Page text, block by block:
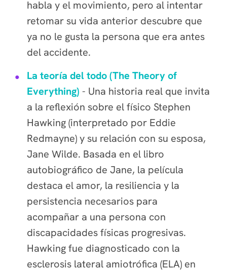
habla y el movimiento, pero al intentar
retomar su vida anterior descubre que
ya no le gusta la persona que era antes
del accidente.
La teoría del todo (The Theory of
Everything) - Una historia real que invita
a la reflexión sobre el físico Stephen
Hawking (interpretado por Eddie
Redmayne) y su relación con su esposa,
Jane Wilde. Basada en el libro
autobiográfico de Jane, la película
destaca el amor, la resiliencia y la
persistencia necesarios para
acompañar a una persona con
discapacidades físicas progresivas.
Hawking fue diagnosticado con la
esclerosis lateral amiotrófica (ELA) en